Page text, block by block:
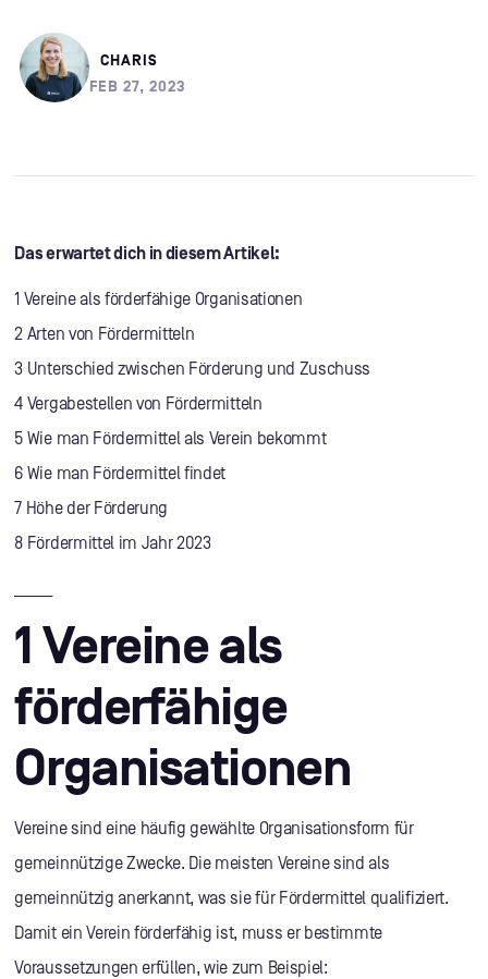
CHARIS
FEB 27, 2023
Das erwartet dich in diesem Artikel:
1 Vereine als förderfähige Organisationen
2 Arten von Fördermitteln
3 Unterschied zwischen Förderung und Zuschuss
4 Vergabestellen von Fördermitteln
5 Wie man Fördermittel als Verein bekommt
6 Wie man Fördermittel findet
7 Höhe der Förderung
8 Fördermittel im Jahr 2023
1 Vereine als
förderfähige
Organisationen
Vereine sind eine häufig gewählte Organisationsform für
gemeinnützige Zwecke. Die meisten Vereine sind als
gemeinnützig anerkannt, was sie für Fördermittel qualifiziert.
Damit ein Verein förderfähig ist, muss er bestimmte
Voraussetzungen erfüllen, wie zum Beispiel: